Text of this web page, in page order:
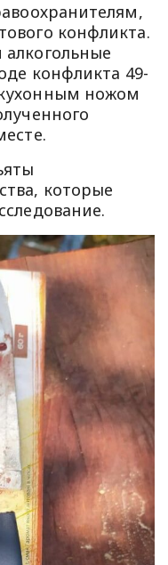
конфликта.
конфликта 49-
ножом
которые